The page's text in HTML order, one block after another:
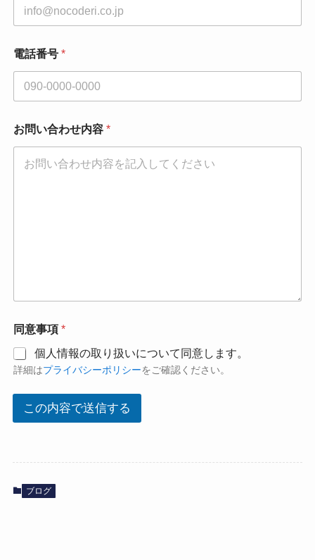
電話番号 *
署
名
お問い合わせ内容 *
同意事項 *
個人情報の取り扱いについて同意します。
詳細はプライバシーポリシーをご確認ください。
この内容で送信する
ブログ